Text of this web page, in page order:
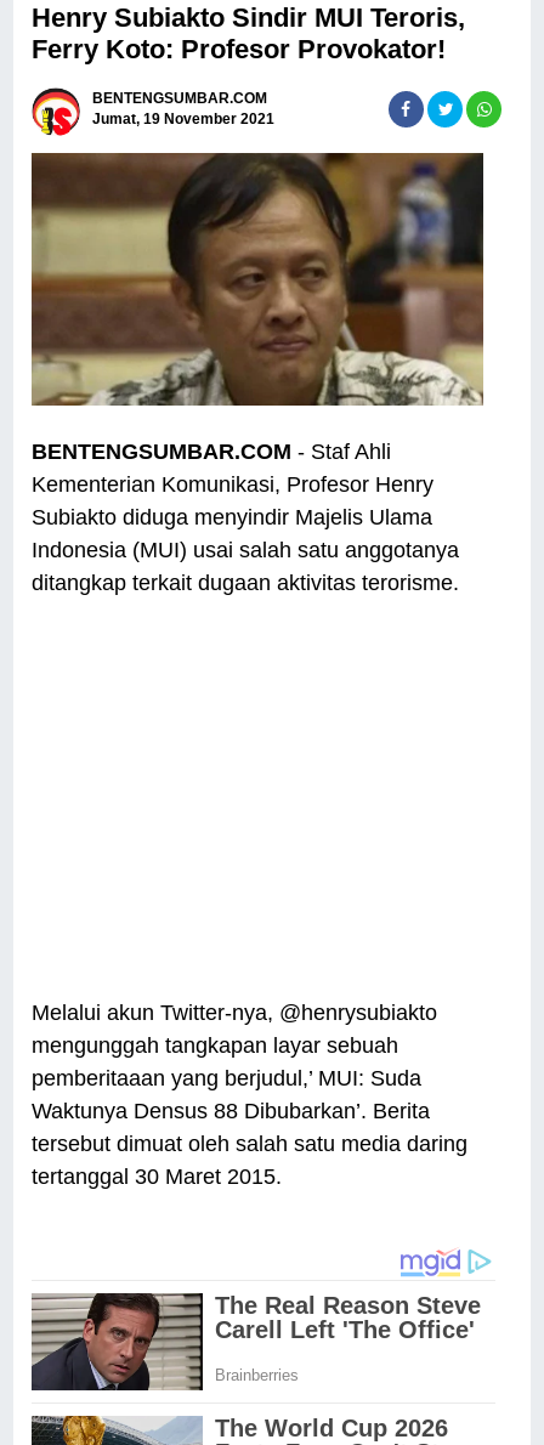
Henry Subiakto Sindir MUI Teroris,
Ferry Koto: Profesor Provokator!
BENTENGSUMBAR.COM
Jumat, 19 November 2021
BENTENGSUMBAR.COM - Staf Ahli
Kementerian Komunikasi, Profesor Henry
Subiakto diduga menyindir Majelis Ulama
Indonesia (MUI) usai salah satu anggotanya
ditangkap terkait dugaan aktivitas terorisme.
Melalui akun Twitter-nya, @henrysubiakto
mengunggah tangkapan layar sebuah
pemberitaaan yang berjudul,’ MUI: Suda
Waktunya Densus 88 Dibubarkan’. Berita
tersebut dimuat oleh salah satu media daring
tertanggal 30 Maret 2015.